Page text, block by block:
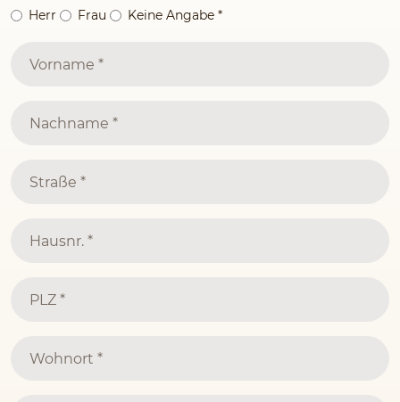
Herr Frau Keine Angabe *